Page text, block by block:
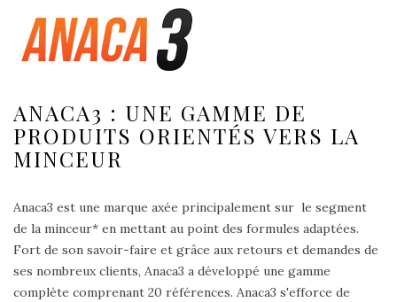
ANACA3 : UNE GAMME DE
PRODUITS ORIENTÉS VERS LA
MINCEUR
Anaca3 est une marque axée principalement sur le segment
de la minceur* en mettant au point des formules adaptées.
Fort de son savoir-faire et grâce aux retours et demandes de
ses nombreux clients, Anaca3 a développé une gamme
complète comprenant 20 références. Anaca3 s'efforce de